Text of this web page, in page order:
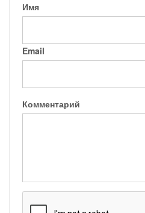
Имя
Email
Комментарий